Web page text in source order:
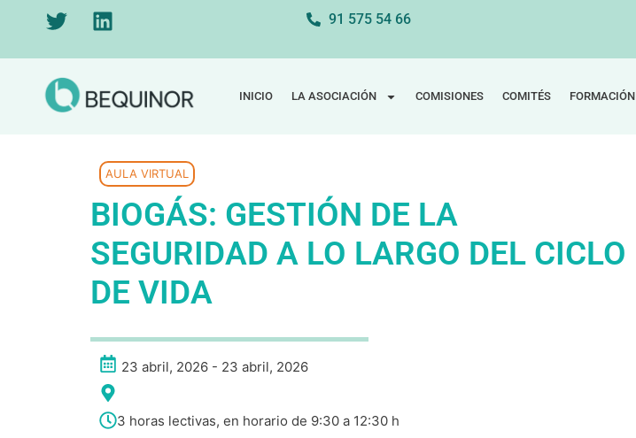
91 575 54 66
INICIO LA ASOCIACIÓN COMISIONES COMITÉS FORMACIÓN
AULA VIRTUAL
BIOGÁS: GESTIÓN DE LA
SEGURIDAD A LO LARGO DEL CICLO
DE VIDA
23 abril, 2026 - 23 abril, 2026
3 horas lectivas, en horario de 9:30 a 12:30 h